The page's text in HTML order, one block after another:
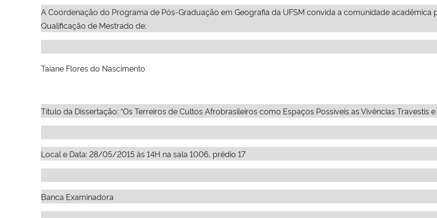
A Coordenação do Programa de Pós-Graduação em Geografia da UFSM convida a comunidade acadêmica
Qualificação de Mestrado de:
Taiane Flores do Nascimento
Título da Dissertação: “Os Terreiros de Cultos Afrobrasileiros como Espaços Possíveis as Vivências Travestis e
Local e Data: 28/05/2015 às 14H na sala 1006, prédio 17
Banca Examinadora